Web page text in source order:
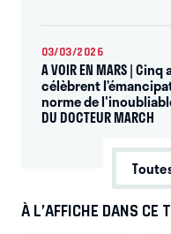
03/03/2026
A VOIR EN MARS |
célèbrent
norme de l'inoubliable
DU DOCTEUR MARCH
À L’AFFICHE DANS CE